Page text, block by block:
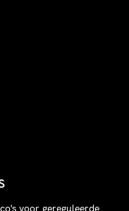
voor gereguleerde